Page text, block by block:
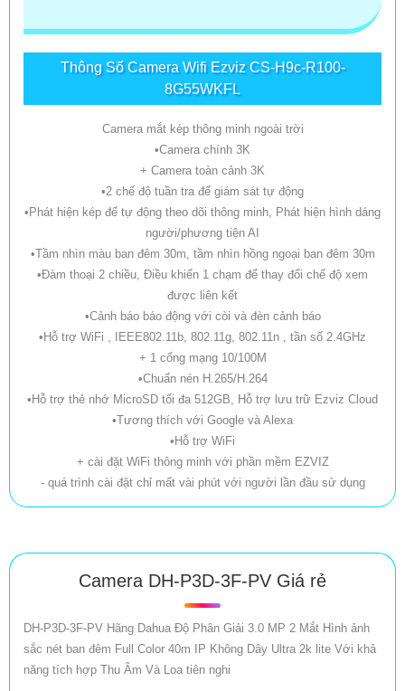
Thông Số Camera Wifi Ezviz CS-H9c-R100-
8G55WKFL
Camera mắt kép thông minh ngoài trời
•Camera chính 3K
+ Camera toàn cảnh 3K
•2 chế độ tuần tra để giám sát tự động
•Phát hiện kép để tự động theo dõi thông minh, Phát hiện hình dáng
người/phương tiện AI
•Tầm nhìn màu ban đêm 30m, tầm nhìn hồng ngoại ban đêm 30m
•Đàm thoại 2 chiều, Điều khiển 1 chạm để thay đổi chế độ xem
được liên kết
•Cảnh báo báo động với còi và đèn cảnh báo
•Hỗ trợ WiFi , IEEE802.11b, 802.11g, 802.11n , tần số 2.4GHz
+ 1 cổng mạng 10/100M
•Chuấn nén H.265/H.264
•Hỗ trợ thẻ nhớ MicroSD tối đa 512GB, Hỗ trợ lưu trữ Ezviz Cloud
•Tương thích với Google và Alexa
•Hỗ trợ WiFi
+ cài đặt WiFi thông minh với phần mềm EZVIZ
- quá trình cài đặt chỉ mất vài phút với người lần đầu sử dụng
Camera DH-P3D-3F-PV Giá rẻ
DH-P3D-3F-PV Hãng Dahua Độ Phân Giải 3.0 MP 2 Mắt Hình ảnh
sắc nét ban đêm Full Color 40m IP Không Dây Ultra 2k lite Với khả
năng tích hợp Thu Âm Và Loa tiên nghi